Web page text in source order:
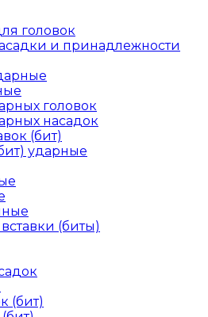
головок
и принадлежности
головок
насадок
(бит)
ударные
(биты)
(бит)